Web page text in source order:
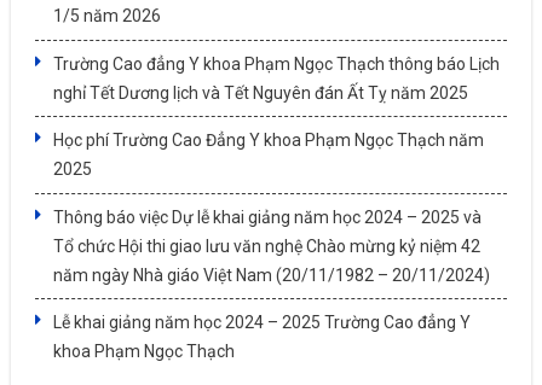
1/5 năm 2026
Trường Cao đẳng Y khoa Phạm Ngọc Thạch thông báo Lịch
nghỉ Tết Dương lịch và Tết Nguyên đán Ất Tỵ năm 2025
Học phí Trường Cao Đẳng Y khoa Phạm Ngọc Thạch năm
2025
Thông báo việc Dự lễ khai giảng năm học 2024 – 2025 và
Tổ chức Hội thi giao lưu văn nghệ Chào mừng kỷ niệm 42
năm ngày Nhà giáo Việt Nam (20/11/1982 – 20/11/2024)
Lễ khai giảng năm học 2024 – 2025 Trường Cao đẳng Y
khoa Phạm Ngọc Thạch